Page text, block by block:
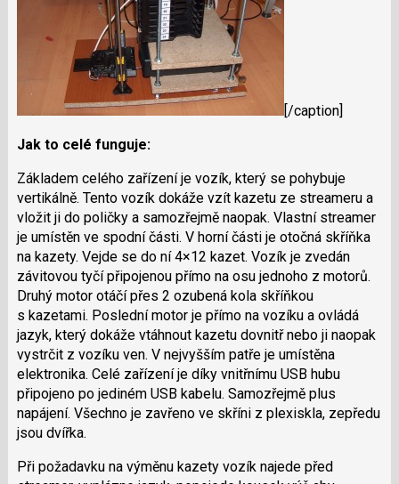
[/caption]
Jak to celé funguje:
Základem celého zařízení je vozík, který se pohybuje
vertikálně. Tento vozík dokáže vzít kazetu ze streameru a
vložit ji do poličky a samozřejmě naopak. Vlastní streamer
je umístěn ve spodní části. V horní části je otočná skříňka
na kazety. Vejde se do ní 4×12 kazet. Vozík je zvedán
závitovou tyčí připojenou přímo na osu jednoho z motorů.
Druhý motor otáčí přes 2 ozubená kola skříňkou
s kazetami. Poslední motor je přímo na vozíku a ovládá
jazyk, který dokáže vtáhnout kazetu dovnitř nebo ji naopak
vystrčit z vozíku ven. V nejvyšším patře je umístěna
elektronika. Celé zařízení je díky vnitřnímu USB hubu
připojeno po jediném USB kabelu. Samozřejmě plus
napájení. Všechno je zavřeno ve skříni z plexiskla, zepředu
jsou dvířka.
Při požadavku na výměnu kazety vozík najede před